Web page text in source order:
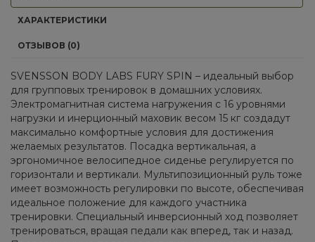
ХАРАКТЕРИСТИКИ
ОТЗЫВОВ (0)
SVENSSON BODY LABS FURY SPIN – идеальный выбор
для групповых тренировок в домашних условиях.
Электромагнитная система нагружения с 16 уровнями
нагрузки и инерционный маховик весом 15 кг создадут
максимально комфортные условия для достижения
желаемых результатов. Посадка вертикальная, а
эргономичное велосипедное сиденье регулируется по
горизонтали и вертикали. Мультипозиционный руль тоже
имеет возможность регулировки по высоте, обеспечивая
идеальное положение для каждого участника
тренировки. Специальный инверсионный ход позволяет
тренироваться, вращая педали как вперед, так и назад.